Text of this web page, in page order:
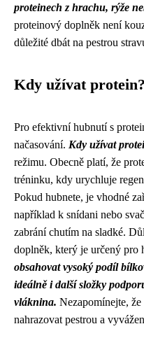
proteinech z hrachu, rýže
proteinový doplněk není
důležité dbát na pestrou
Kdy užívat protein?
Pro efektivní hubnutí s
načasování. Kdy užívat
režimu. Obecně platí, že
tréninku, kdy urychluje
Pokud hubnete, je vhodné
například k snídani nebo
zabrání chutím na sladké.
doplněk, který je určený pro
obsahovat vysoký podíl
ideálně i další složky
vláknina. Nezapomínejte,
nahrazovat pestrou a